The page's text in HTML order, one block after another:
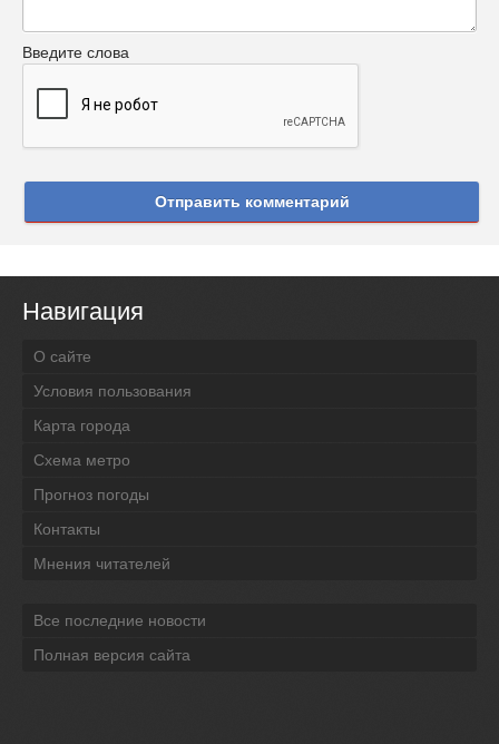
Введите слова
Отправить комментарий
Навигация
О сайте
Условия пользования
Карта города
Схема метро
Прогноз погоды
Контакты
Мнения читателей
Все последние новости
Полная версия сайта